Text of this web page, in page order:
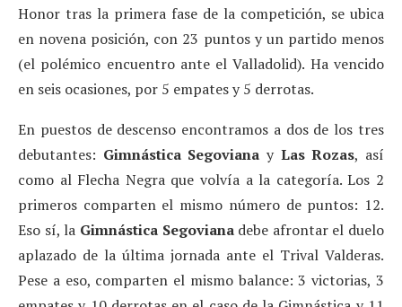
Honor tras la primera fase de la competición, se ubica
en novena posición, con 23 puntos y un partido menos
(el polémico encuentro ante el Valladolid). Ha vencido
en seis ocasiones, por 5 empates y 5 derrotas.
En puestos de descenso encontramos a dos de los tres
debutantes: Gimnástica SegovianayLas Rozas, así
como al Flecha Negra que volvía a la categoría. Los 2
primeros comparten el mismo número de puntos: 12.
Eso sí, la Gimnástica Segovianadebe afrontar el duelo
aplazado de la última jornada ante el Trival Valderas.
Pese a eso, comparten el mismo balance: 3 victorias, 3